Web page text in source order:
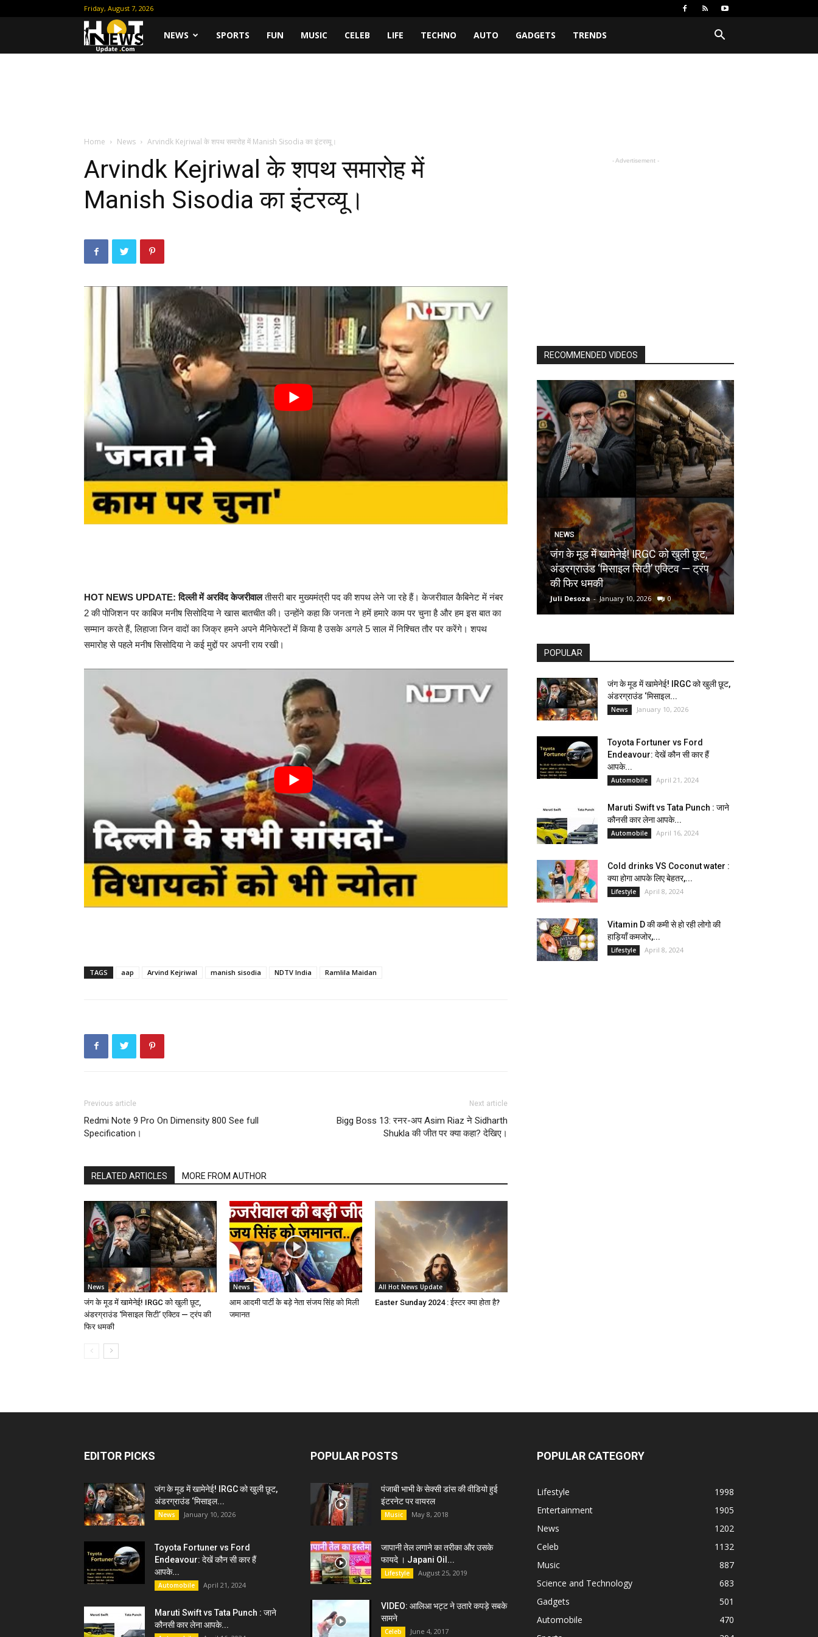
Friday, August 7, 2026
HotNEWS SPORTS FUN MUSIC CELEB LIFE TECHNO AUTO GADGETS TRENDS
Home News Arvindk Kejriwal के शपथ समारोह में Manish Sisodia का इंटरव्यू।
Arvindk Kejriwal के शपथ समारोह में
Manish Sisodia का इंटरव्यू।
HOT NEWS UPDATE: दिल्ली में अरविंद केजरीवालतीसरी बार मुख्यमंत्री पद की शपथ लेने जा रहे हैं। केजरीवाल कैबिनेट में नंबर
2 की पोजिशन पर काबिज मनीष सिसोदिया ने खास बातचीत की। उन्होंने कहा कि जनता ने हमें हमारे काम पर चुना है और हम इस बात का
सम्मान करते हैं, लिहाजा जिन वादों का जिक्र हमने अपने मैनिफेस्टों में किया है उसके अगले 5 साल में निश्चित तौर पर करेंगे। शपथ
समारोह से पहले मनीष सिसोदिया ने कई मुद्दों पर अपनी राय रखी।
TAGS aap Arvind Kejriwal manish sisodia NDTV India Ramlila Maidan
Previous article
Redmi Note 9 Pro On Dimensity 800 See full
Specification।
Next article
Bigg Boss 13: रनर-अप Asim Riaz ने Sidharth
Shukla की जीत पर क्या कहा? देखिए।
RELATED ARTICLES MORE FROM AUTHOR
News
जंग के मूड में खामेनेई! IRGC को खुली छूट,
अंडरग्राउंड ‘मिसाइल सिटी’ एक्टिव — ट्रंप की
फिर धमकी
News
आम आदमी पार्टी के बड़े नेता संजय सिंह को मिली
जमानत
All Hot News Update
Easter Sunday 2024 : ईस्टर क्या होता है?
- Advertisement -
RECOMMENDED VIDEOS
NEWS
जंग के मूड में खामेनेई! IRGC को खुली छूट,
अंडरग्राउंड ‘मिसाइल सिटी’ एक्टिव — ट्रंप
की फिर धमकी
Juli Desoza - January 10, 2026 0
POPULAR
जंग के मूड में खामेनेई! IRGC को खुली छूट,
अंडरग्राउंड ‘मिसाइल...
News January 10, 2026
Toyota Fortuner vs Ford
Endeavour: देखें कौन सी कार हैं
आपके...
Automobile April 21, 2024
Maruti Swift vs Tata Punch : जाने
कौनसी कार लेना आपके...
Automobile April 16, 2024
Cold drinks VS Coconut water :
क्या होगा आपके लिए बेहतर,...
Lifestyle April 8, 2024
Vitamin D की कमी से हो रही लोगो की
हाड़ियाँ कमजोर,...
Lifestyle April 8, 2024
EDITOR PICKS
जंग के मूड में खामेनेई! IRGC को खुली छूट,
अंडरग्राउंड ‘मिसाइल...
News January 10, 2026
Toyota Fortuner vs Ford
Endeavour: देखें कौन सी कार हैं
आपके...
Automobile April 21, 2024
Maruti Swift vs Tata Punch : जाने
कौनसी कार लेना आपके...
POPULAR POSTS
पंजाबी भाभी के सेक्सी डांस की वीडियो हुई
इंटरनेट पर वायरल
Music May 8, 2018
जापानी तेल लगाने का तरीका और उसके
फायदे । Japani Oil...
Lifestyle August 25, 2019
VIDEO: आलिआ भट्ट ने उतारे कपड़े सबके
सामने
Celeb June 4, 2017
POPULAR CATEGORY
Lifestyle
1998
Entertainment
1905
News
1202
Celeb
1132
Music
887
Science and Technology
683
Gadgets
501
Automobile
470